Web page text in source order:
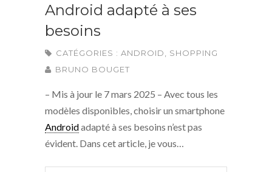
Android adapté à ses
besoins
CATÉGORIES : ANDROID
SHOPPING
BRUNO BOUGET
– Mis à jour le 7 mars 2025 – Avec tous les
modèles disponibles, choisir un smartphone
Androidadapté à ses besoins n’est pas
évident. Dans cet article, je vous…